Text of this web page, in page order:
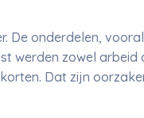
De onderdelen,
werden zowel
Dat zijn